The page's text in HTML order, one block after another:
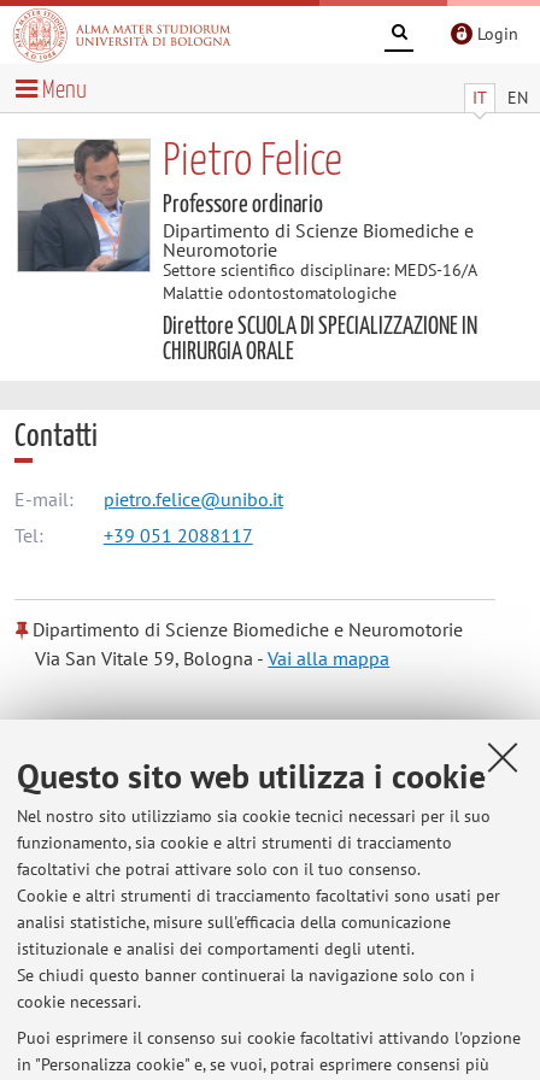
Questo sito web utilizza i cookie
Nel nostro sito utilizziamo sia cookie tecnici necessari per il suo
funzionamento, sia cookie e altri strumenti di tracciamento
facoltativi che potrai attivare solo con il tuo consenso.
Cookie e altri strumenti di tracciamento facoltativi sono usati per
analisi statistiche, misure sull'efficacia della comunicazione
istituzionale e analisi dei comportamenti degli utenti.
Se chiudi questo banner continuerai la navigazione solo con i
cookie necessari.
Puoi esprimere il consenso sui cookie facoltativi attivando l'opzione
in "Personalizza cookie" e, se vuoi, potrai esprimere consensi più
Login
IT EN
Menu
Pietro Felice
Professore ordinario
Dipartimento di Scienze Biomediche e
Neuromotorie
Settore scientifico disciplinare: MEDS-16/A
Malattie odontostomatologiche
Direttore SCUOLA DI SPECIALIZZAZIONE IN
CHIRURGIA ORALE
Contatti
E-mail:
pietro.felice@unibo.it
Tel:
+39 051 2088117
Dipartimento di Scienze Biomediche e Neuromotorie
Via San Vitale 59, Bologna -Vai alla mappa
Orario di ricevimento
Dal Lunedì al Giovedì dalle ore 8.00 alle ore 9.00 previo
appuntamento concordato tramite e-mail.